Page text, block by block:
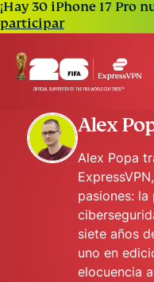
¡Hay 30 iPhone 17 Pro
participar
Alex
Alex Popa
pasiones:
siete años
uno en
elocuencia